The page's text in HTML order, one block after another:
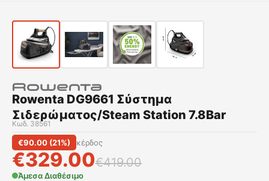
Rowenta DG9661 Σύστημα
Σιδερώματος/Steam Station 7.8Bar
Κωδ. 38561
€90.00 (21%) κέρδος
€329.00€419.00
Άμεσα Διαθέσιμο